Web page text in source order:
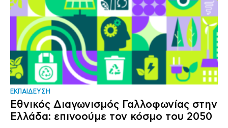
ΕΚΠΑΙΔΕΥΣΗ
Εθνικός Διαγωνισμός Γαλλοφωνίας στην
Ελλάδα: επινοούμε τον κόσμο του 2050